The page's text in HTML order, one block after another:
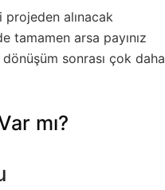
alınacak
tamamen arsa payınız
sonrası çok daha
mı?